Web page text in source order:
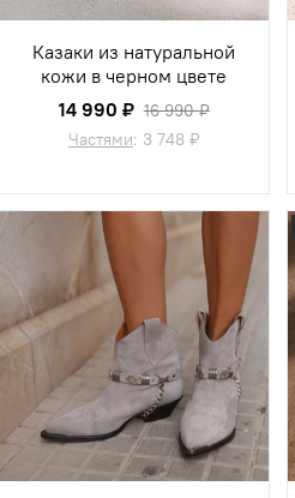
Казаки из натуральной
кожи в черном цвете
14 990 ₽ 16 990 ₽
Частями: 3 748 ₽